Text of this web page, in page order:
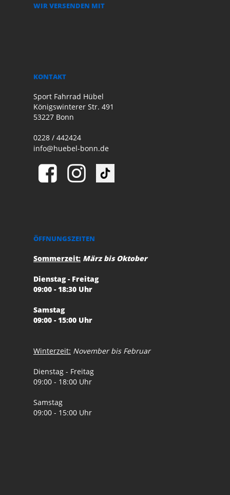
WIR VERSENDEN MIT
KONTAKT
Sport Fahrrad Hübel
Königswinterer Str. 491
53227 Bonn
0228 / 442424
info@huebel-bonn.de
ÖFFNUNGSZEITEN
Sommerzeit: März bis Oktober
Dienstag - Freitag
09:00 - 18:30 Uhr
Samstag
09:00 - 15:00 Uhr
Winterzeit: November bis Februar
Dienstag - Freitag
09:00 - 18:00 Uhr
Samstag
09:00 - 15:00 Uhr